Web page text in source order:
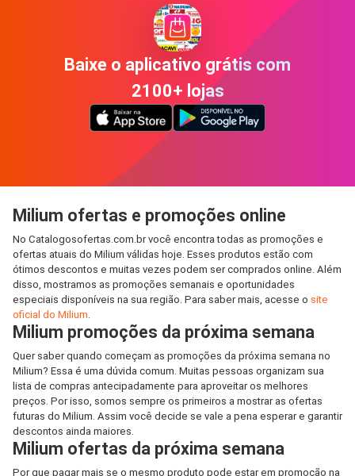
Baixe o aplicativo grátis com
2100+ lojas
Milium ofertas e promoções online
No Catalogosofertas.com.br você encontra todas as promoções e
ofertas atuais do Milium válidas hoje. Esses produtos estão com
ótimos descontos e muitas vezes podem ser comprados online. Além
disso, mostramos as promoções semanais e oportunidades
especiais disponíveis na sua região. Para saber mais, acesse o site
oficial do Milium.
Milium promoções da próxima semana
Quer saber quando começam as promoções da próxima semana no
Milium? Essa é uma dúvida comum. Muitas pessoas organizam sua
lista de compras antecipadamente para aproveitar os melhores
preços. Por isso, somos sempre os primeiros a mostrar as ofertas
futuras do Milium. Assim você decide se vale a pena esperar e garantir
descontos ainda maiores.
Milium ofertas da próxima semana
Por que pagar mais se o mesmo produto pode estar em promoção na